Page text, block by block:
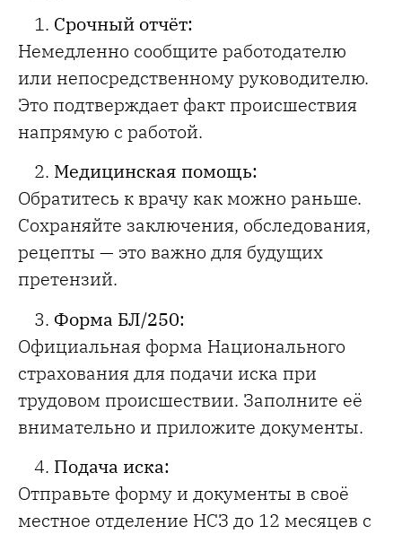
Срочный отчёт:
Немедленно сообщите работодателю
или непосредственному руководителю.
Это подтверждает факт происшествия
напрямую с работой.
Медицинская помощь:
Обратитесь к врачу как можно раньше.
Сохраняйте заключения, обследования,
рецепты — это важно для будущих
претензий.
Форма БЛ/250:
Официальная форма Национального
страхования для подачи иска при
трудовом происшествии. Заполните её
внимательно и приложите документы.
Подача иска:
Отправьте форму и документы в своё
местное отделение НСЗ до 12 месяцев с